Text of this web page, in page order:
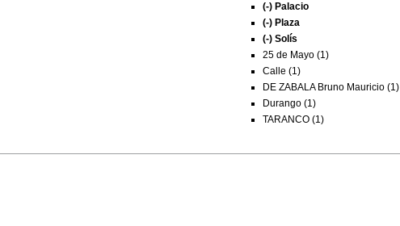
(-) Palacio
(-) Plaza
(-) Solís
25 de Mayo (1)
Calle (1)
DE ZABALA Bruno Mauricio (1)
Durango (1)
TARANCO (1)